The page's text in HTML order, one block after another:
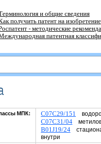
и общие сведения
получить патент на изобретение
- методические
патентная
МПК: C07C29/151
C07C31/04
B01J19/24
внутри